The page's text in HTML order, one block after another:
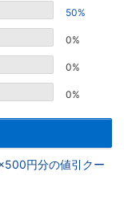
50%
0%
0%
0%
円分の値引クー